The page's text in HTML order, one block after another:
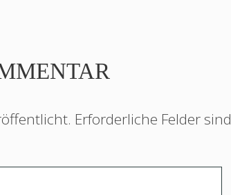
Erforderliche Felder sind